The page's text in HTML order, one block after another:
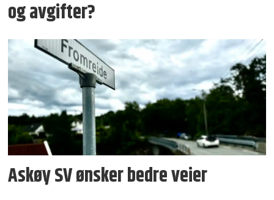
og avgifter?
Askøy SV ønsker bedre veier